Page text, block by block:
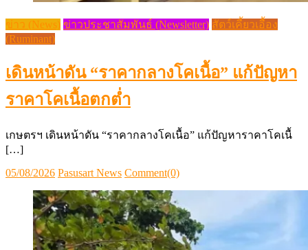
ข่าว (News) ข่าวประชาสัมพันธ์ (Newsletter) สัตว์เคี้ยวเอื้อง
(Ruminant)
เดินหน้าดัน “ราคากลางโคเนื้อ” แก้ปัญหา
ราคาโคเนื้อตกต่ำ
เกษตรฯ เดินหน้าดัน “ราคากลางโคเนื้อ” แก้ปัญหาราคาโคเนื้
[…]
Posted
05/08/2026 Author
Pasusart News Comment(0)